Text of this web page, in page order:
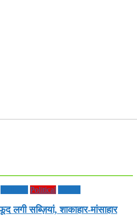
Political
लगी सब्ज़ियां, शाकाहार-मांसाहार